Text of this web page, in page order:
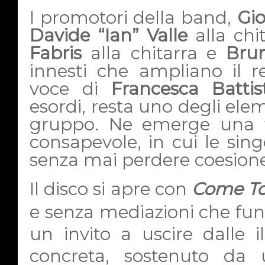
I promotori della band,
Davide “Ian” Vallealla
Fabrisalla chitarra e
innesti che ampliano il
voce di Francesca
esordi, resta uno degli
gruppo. Ne emerge
consapevole, in cui le
senza mai perdere
Il disco si apre con Come
e senza mediazioni che
un invito a uscire dalle
concreta, sostenuto